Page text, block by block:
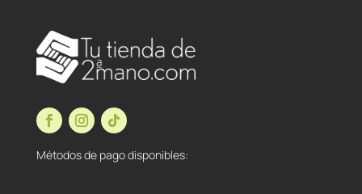
Métodos de pago disponibles: